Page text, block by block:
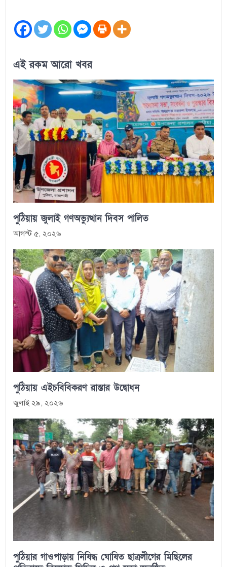
এই রকম আরো খবর
পুঠিয়ায় জুলাই গণঅভ্যুত্থান দিবস পালিত
আগস্ট ৫, ২০২৬
পুঠিয়ায় এইচবিবিকরণ রাস্তার উদ্বোধন
জুলাই ২৯, ২০২৬
পুঠিয়ার গাওপাড়ায় নিষিদ্ধ ঘোষিত ছাত্রলীগের মিছিলের